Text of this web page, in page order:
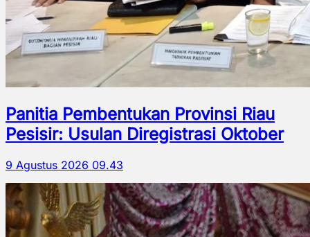
Panitia Pembentukan Provinsi Riau
Pesisir: Usulan Diregistrasi Oktober
9 Agustus 2026 09.43